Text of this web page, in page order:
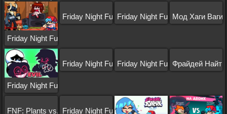
Friday Night Funkin: TABI Ex Boyfriend
Friday Night Funkin FlippyFriday Night Funkin: Deimos
Мод Хаги Ваги
Friday Night Funkin: Evil Mod
Friday Night Funkin: KAPIFriday Night Funkin: Nonsense
Фрайдей Найт
FNF: Plants vs. RappersFriday Night Funkin Zardy